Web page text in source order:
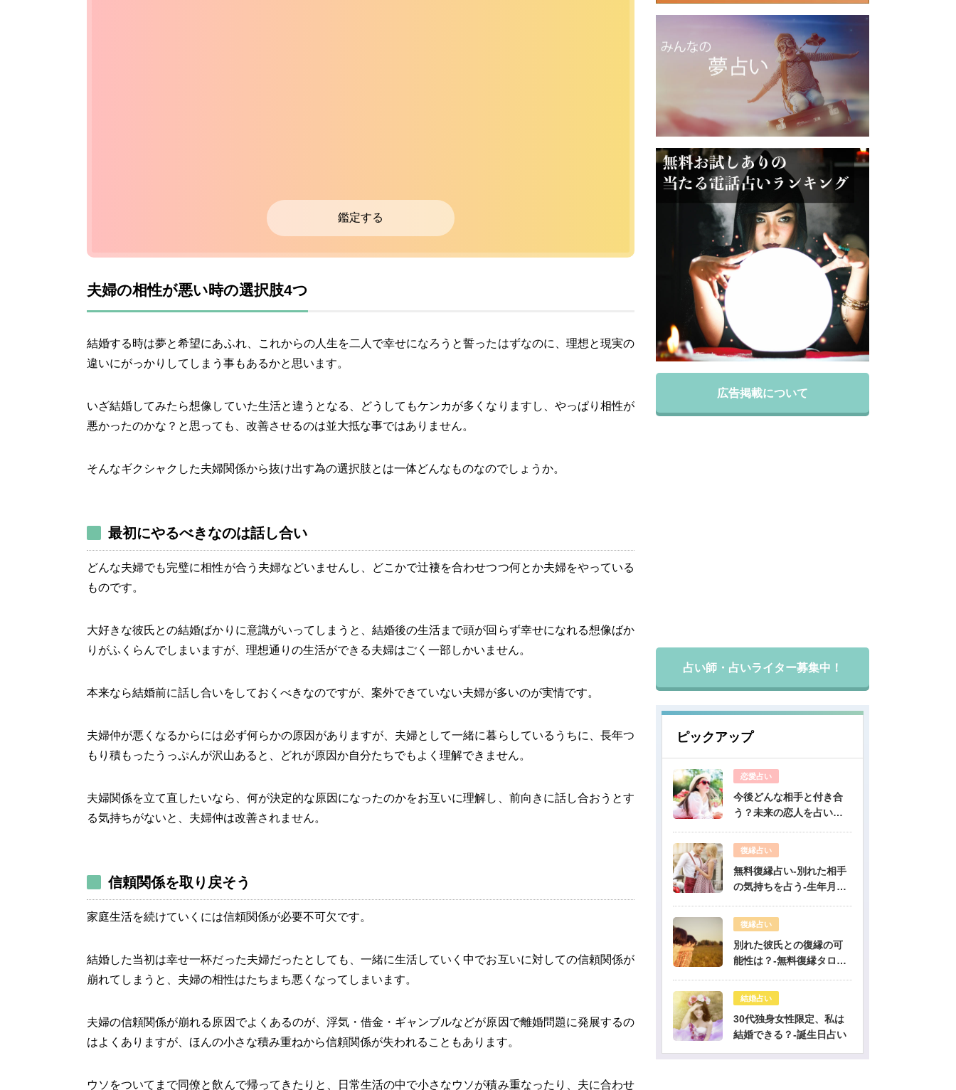
鑑定する
夫婦の相性が悪い時の選択肢4つ
結婚する時は夢と希望にあふれ、これからの人生を二人で幸せになろうと誓ったはずなのに、理想と現実の
違いにがっかりしてしまう事もあるかと思います。
いざ結婚してみたら想像していた生活と違うとなる、どうしてもケンカが多くなりますし、やっぱり相性が
悪かったのかな？と思っても、改善させるのは並大抵な事ではありません。
そんなギクシャクした夫婦関係から抜け出す為の選択肢とは一体どんなものなのでしょうか。
最初にやるべきなのは話し合い
どんな夫婦でも完璧に相性が合う夫婦などいませんし、どこかで辻褄を合わせつつ何とか夫婦をやっている
ものです。
大好きな彼氏との結婚ばかりに意識がいってしまうと、結婚後の生活まで頭が回らず幸せになれる想像ばか
りがふくらんでしまいますが、理想通りの生活ができる夫婦はごく一部しかいません。
本来なら結婚前に話し合いをしておくべきなのですが、案外できていない夫婦が多いのが実情です。
夫婦仲が悪くなるからには必ず何らかの原因がありますが、夫婦として一緒に暮らしているうちに、長年つ
もり積もったうっぷんが沢山あると、どれが原因か自分たちでもよく理解できません。
夫婦関係を立て直したいなら、何が決定的な原因になったのかをお互いに理解し、前向きに話し合おうとす
る気持ちがないと、夫婦仲は改善されません。
信頼関係を取り戻そう
家庭生活を続けていくには信頼関係が必要不可欠です。
結婚した当初は幸せ一杯だった夫婦だったとしても、一緒に生活していく中でお互いに対しての信頼関係が
崩れてしまうと、夫婦の相性はたちまち悪くなってしまいます。
夫婦の信頼関係が崩れる原因でよくあるのが、浮気・借金・ギャンブルなどが原因で離婚問題に発展するの
はよくありますが、ほんの小さな積み重ねから信頼関係が失われることもあります。
ウソをついてまで同僚と飲んで帰ってきたりと、日常生活の中で小さなウソが積み重なったり、夫に合わせ
広告掲載について
占い師・占いライター募集中！
ピックアップ
恋愛占い
今後どんな相手と付き合
う？未来の恋人を占いま
復縁占い
無料復縁占い-別れた相手
の気持ちを占う-生年月日
復縁占い
別れた彼氏との復縁の可
能性は？-無料復縁タロッ
結婚占い
30代独身女性限定、私は
結婚できる？-誕生日占い